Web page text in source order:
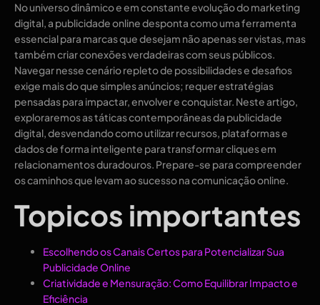
No universo dinâmico e em constante evolução do marketing
digital, a publicidade online desponta como uma ferramenta
essencial para marcas que desejam não apenas ser vistas, mas
também criar conexões verdadeiras com seus públicos.
Navegar nesse cenário repleto de possibilidades e desafios
exige mais do que simples anúncios; requer estratégias
pensadas para impactar, envolver e conquistar. Neste artigo,
exploraremos as táticas contemporâneas da publicidade
digital, desvendando como utilizar recursos, plataformas e
dados de forma inteligente para transformar cliques em
relacionamentos duradouros. Prepare-se para compreender
os caminhos que levam ao sucesso na comunicação online.
Topicos importantes
Escolhendo os Canais Certos para Potencializar Sua
Publicidade Online
Criatividade e Mensuração: Como Equilibrar Impacto e
Eficiência